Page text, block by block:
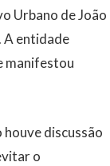
Urbano de João
A entidade
manifestou
discussão
o